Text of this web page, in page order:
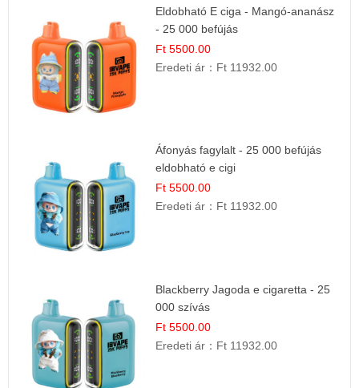
Eldobható E ciga - Mangó-ananász
- 25 000 befújás
Ft 5500.00
Eredeti ár： Ft 11932.00
Áfonyás fagylalt - 25 000 befújás
eldobható e cigi
Ft 5500.00
Eredeti ár： Ft 11932.00
Blackberry Jagoda e cigaretta - 25
000 szívás
Ft 5500.00
Eredeti ár： Ft 11932.00